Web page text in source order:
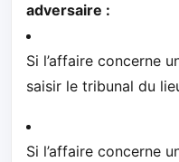
adversaire :
Si l’affaire concerne
saisir le tribunal du
Si l’affaire concerne